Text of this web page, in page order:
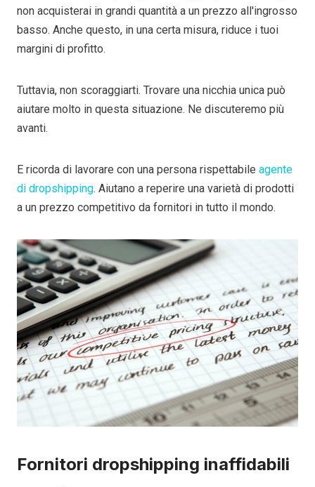
non acquisterai in grandi quantità a un prezzo all'ingrosso
basso. Anche questo, in una certa misura, riduce i tuoi
margini di profitto.
Tuttavia, non scoraggiarti. Trovare una nicchia unica può
aiutare molto in questa situazione. Ne discuteremo più
avanti.
E ricorda di lavorare con una persona rispettabile agente
di dropshipping. Aiutano a reperire una varietà di prodotti
a un prezzo competitivo da fornitori in tutto il mondo.
Fornitori dropshipping inaffidabili